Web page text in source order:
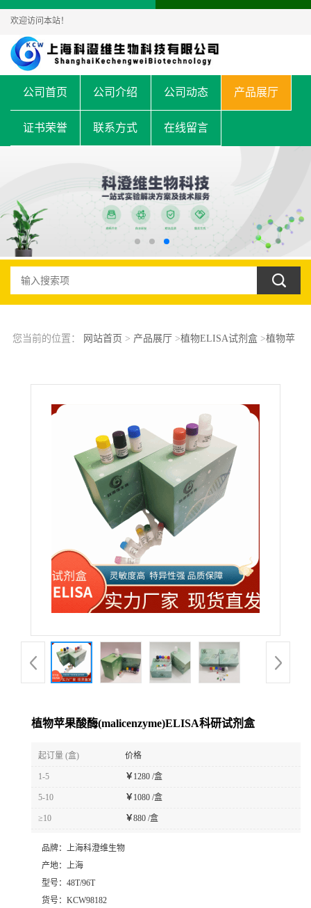
欢迎访问本站！
公司首页 公司介绍 公司动态 产品展厅
证书荣誉 联系方式 在线留言
您当前的位置： 网站首页 > 产品展厅>植物ELISA试剂盒>植物苹
植物苹果酸酶(malicenzyme)ELISA科研试剂盒
起订量 (盒) 价格
1-5 ￥1280 /盒
5-10 ￥1080 /盒
≥10 ￥880 /盒
品牌：
上海科澄维生物
产地：
上海
型号： 48T/96T
货号： KCW98182